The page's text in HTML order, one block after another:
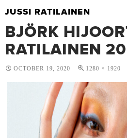
JUSSI RATILAINEN
TO
CONTENT
BJÖRK
RATILAINEN
OCTOBER 19, 2020 1280 × 1920